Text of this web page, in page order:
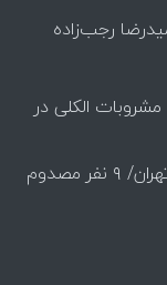
مشروبات الکلی در
سقوط آسانسور در میدان آرژانتین تهران/ ۹ نفر مصدوم